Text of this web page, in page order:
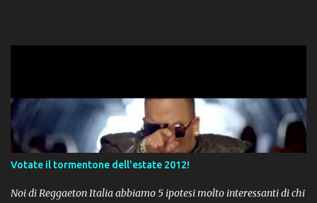
Votate il tormentone dell'estate 2012!
Noi di Reggaeton Italia abbiamo 5 ipotesi molto interessanti di chi